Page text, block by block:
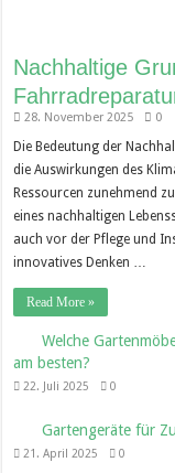
Nachhaltige
28. November 2025 0
Die Bedeutung der
die Auswirkungen des
Ressourcen zunehmend
eines nachhaltigen
auch vor der Pflege und
innovatives Denken …
Read More »
Welche
am besten?
22. Juli 2025 0
Gartengeräte für
21. April 2025 0